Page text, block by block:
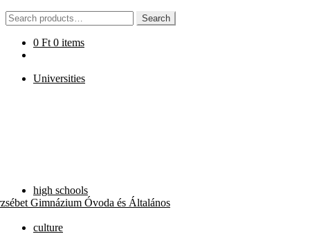
Search
for:
Search
0 Ft 0 items
Universities
high schools
Gimnázium Óvoda és Általános
culture